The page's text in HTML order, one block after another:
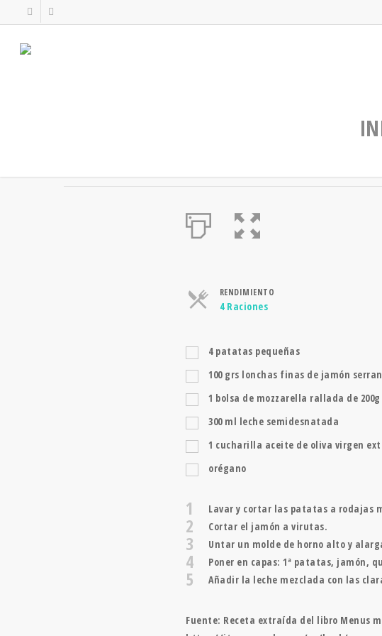
RENDIMIENTO
4 RacionesRaciones
4 patatas pequeñas
100 grs lonchas finas de jamón
1 bolsa de mozzarella rallada de
300 ml leche semidesnatada
1 cucharilla aceite de oliva virgen
orégano
1 Lavar y cortar las patatas a rodajas
2 Cortar el jamón a virutas.
3 Untar un molde de horno alto y
4 Poner en capas: 1ª patatas, jamón,
5 Añadir la leche mezclada con las
Fuente: Receta extraída del libro Menus